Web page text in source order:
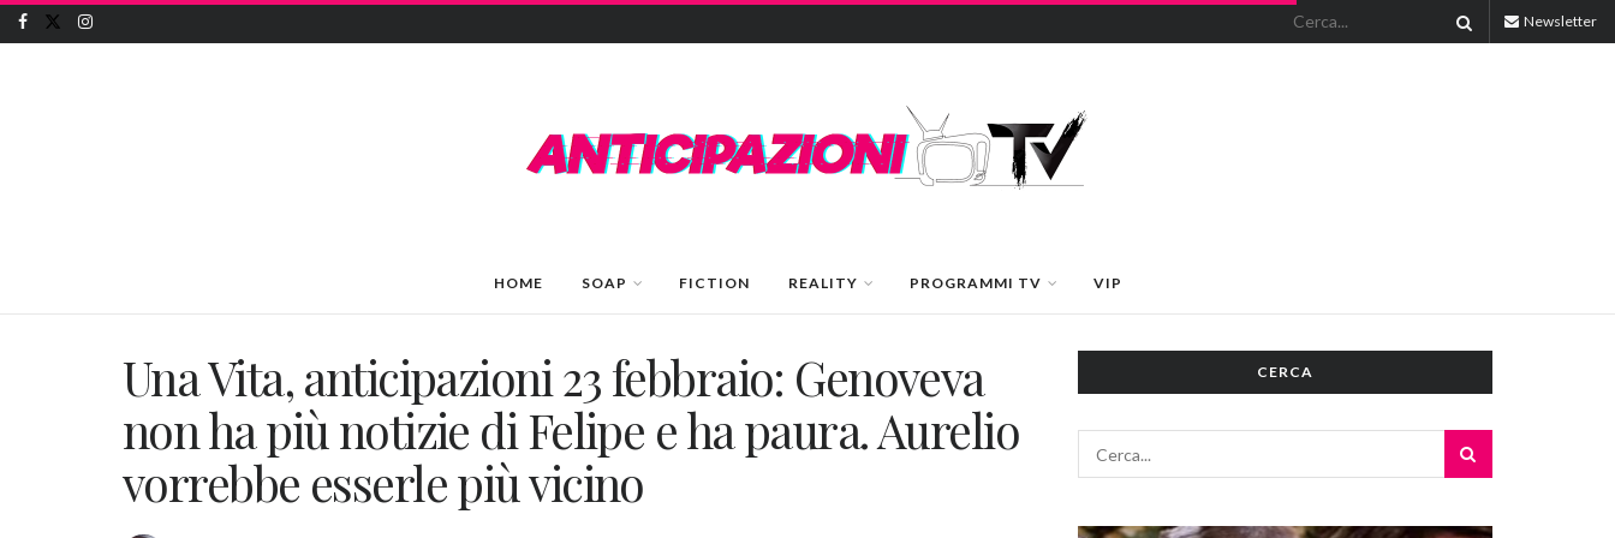
Newsletter
HOME SOAP FICTION REALITY PROGRAMMI TV VIP
Una Vita, anticipazioni 23 febbraio: Genoveva
non ha più notizie di Felipe e ha paura. Aurelio
vorrebbe esserle più vicino
CERCA